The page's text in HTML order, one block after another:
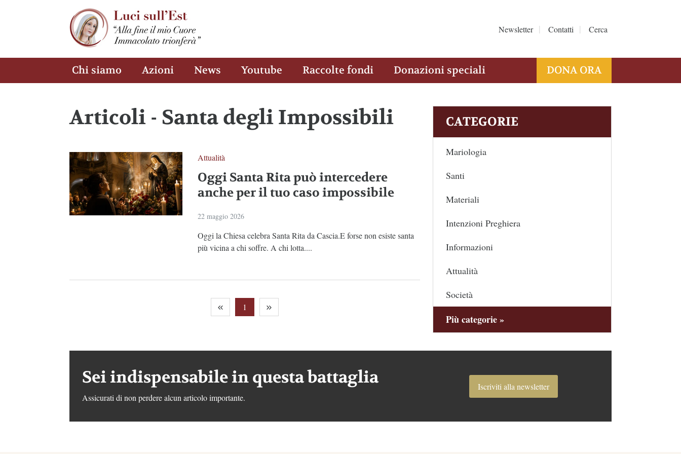
Newsletter Contatti Cerca
Chi siamo Azioni News Youtube Raccolte fondi Donazioni speciali DONA ORA
Articoli - Santa degli Impossibili
Attualità
Oggi Santa Rita può intercedere
anche per il tuo caso impossibile
22 maggio 2026
Oggi la Chiesa celebra Santa Rita da Cascia.E forse non esiste santa
più vicina a chi soffre. A chi lotta....
1
CATEGORIE
Mariologia
Santi
Materiali
Intenzioni Preghiera
Informazioni
Attualità
Società
Più categorie »
Sei indispensabile in questa battaglia
Assicurati di non perdere alcun articolo importante.
Iscriviti alla newsletter